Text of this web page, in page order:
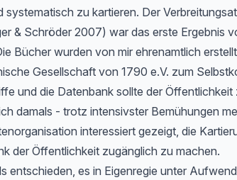
systematisch zu kartieren. Der
& Schröder 2007) war das erste Ergebnis
Bücher wurden von mir ehrenamtlich
Gesellschaft von 1790 e.V. zum
und die Datenbank sollte der
damals - trotz intensivster Bemühungen
interessiert gezeigt, die
der Öffentlichkeit zugänglich zu machen.
entschieden, es in Eigenregie unter